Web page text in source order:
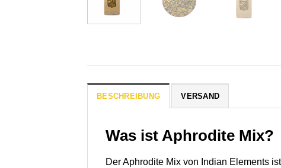
BESCHREIBUNG VERSAND
Was ist Aphrodite Mix?
Der Aphrodite Mix von Indian Elements